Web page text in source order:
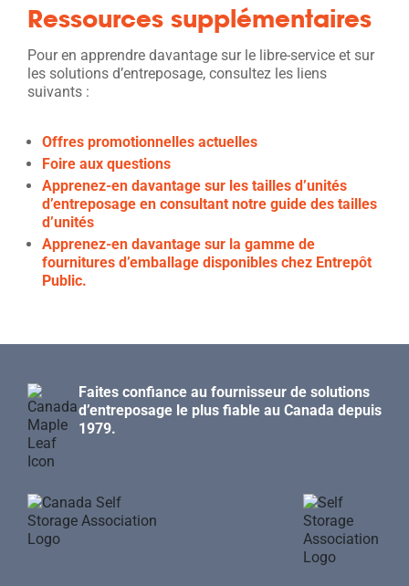
Ressources supplémentaires
Pour en apprendre davantage sur le libre-service et sur
les solutions d’entreposage, consultez les liens
suivants :
Offres promotionnelles actuelles
Foire aux questions
Apprenez-en davantage sur les tailles d’unités
d’entreposage en consultant notre guide des tailles
d’unités
Apprenez-en davantage sur la gamme de
fournitures d’emballage disponibles chez Entrepôt
Public.
Faites confiance au fournisseur de solutions
d’entreposage le plus fiable au Canada depuis
1979.